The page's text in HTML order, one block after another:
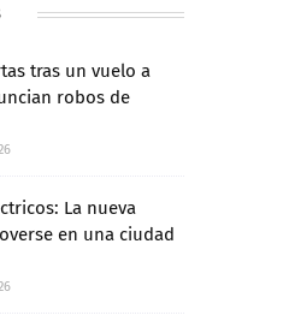
tras un vuelo a
robos de
La nueva
en una ciudad